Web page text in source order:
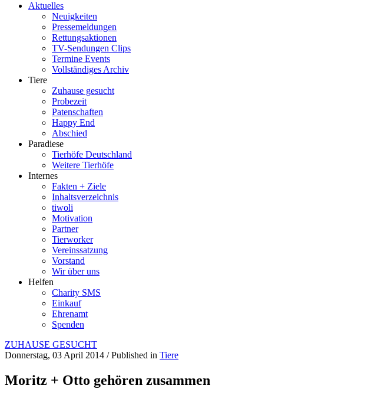
Aktuelles
Neuigkeiten
Pressemeldungen
Rettungsaktionen
TV-Sendungen Clips
Termine Events
Vollständiges Archiv
Tiere
Zuhause gesucht
Probezeit
Patenschaften
Happy End
Abschied
Paradiese
Tierhöfe Deutschland
Weitere Tierhöfe
Internes
Fakten + Ziele
Inhaltsverzeichnis
tiwoli
Motivation
Partner
Tierworker
Vereinssatzung
Vorstand
Wir über uns
Helfen
Charity SMS
Einkauf
Ehrenamt
Spenden
ZUHAUSE GESUCHT
Donnerstag, 03 April 2014 /Published in Tiere
Moritz + Otto gehören zusammen